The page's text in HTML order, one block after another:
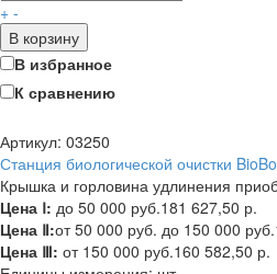
+ -
В корзину
В избранное
К сравнению
Артикул: 03250
Станция биологической очистки
Крышка и горловина удлинения
Цена Ⅰ: до 50 000 руб.181 627,50 р.
Цена Ⅱ:от 50 000 руб. до 150 000 руб.
Цена Ⅲ: от 150 000 руб.160 582,50 р.